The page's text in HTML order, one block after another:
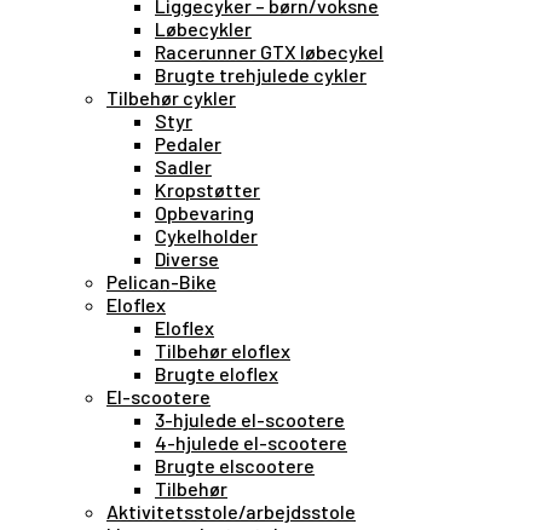
Liggecyker – børn/voksne
Løbecykler
Racerunner GTX løbecykel
Brugte trehjulede cykler
Tilbehør cykler
Styr
Pedaler
Sadler
Kropstøtter
Opbevaring
Cykelholder
Diverse
Pelican-Bike
Eloflex
Eloflex
Tilbehør eloflex
Brugte eloflex
El-scootere
3-hjulede el-scootere
4-hjulede el-scootere
Brugte elscootere
Tilbehør
Aktivitetsstole/arbejdsstole